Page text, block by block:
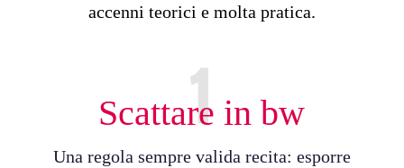
accenni teorici e molta pratica.
1
Scattare in bw
Una regola sempre valida recita: esporre